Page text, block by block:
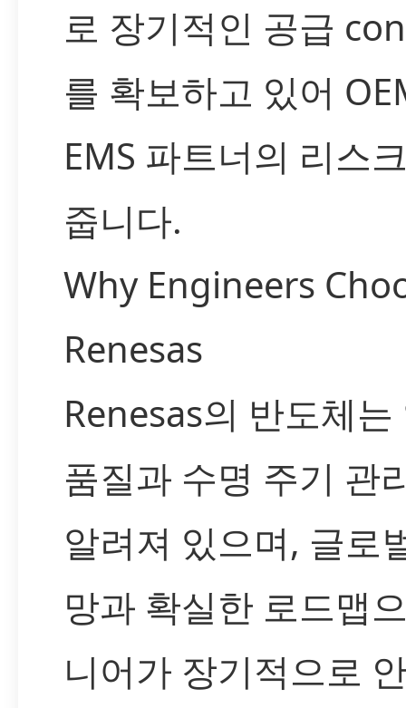
로 장기적인 공급
를 확보하고 있어
EMS 파트너의 리스
줍니다.
Why Engineers
Renesas
Renesas의 반도체
품질과 수명 주기 관
알려져 있으며, 글로
망과 확실한 로드맵
니어가 장기적으로